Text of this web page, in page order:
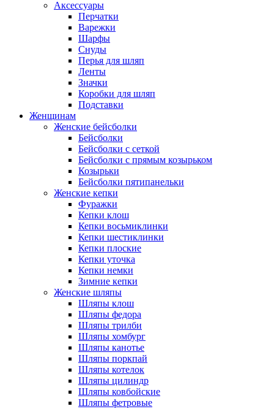
Аксессуары
Перчатки
Варежки
Шарфы
Снуды
Перья для шляп
Ленты
Значки
Коробки для шляп
Подставки
Женщинам
Женские бейсболки
Бейсболки
Бейсболки с сеткой
Бейсболки с прямым козырьком
Козырьки
Бейсболки пятипанельки
Женские кепки
Фуражки
Кепки клош
Кепки восьмиклинки
Кепки шестиклинки
Кепки плоские
Кепки уточка
Кепки немки
Зимние кепки
Женские шляпы
Шляпы клош
Шляпы федора
Шляпы трилби
Шляпы хомбург
Шляпы канотье
Шляпы поркпай
Шляпы котелок
Шляпы цилиндр
Шляпы ковбойские
Шляпы фетровые